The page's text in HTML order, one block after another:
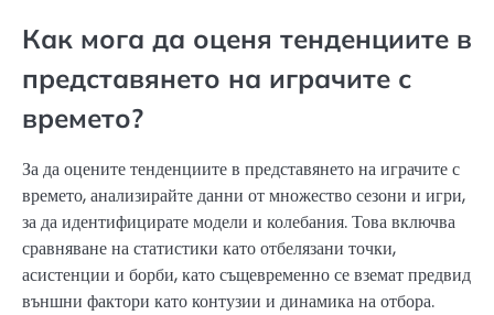
Как мога да оценя тенденциите в
представянето на играчите с
времето?
За да оцените тенденциите в представянето на играчите с
времето, анализирайте данни от множество сезони и игри,
за да идентифицирате модели и колебания. Това включва
сравняване на статистики като отбелязани точки,
асистенции и борби, като същевременно се вземат предвид
външни фактори като контузии и динамика на отбора.